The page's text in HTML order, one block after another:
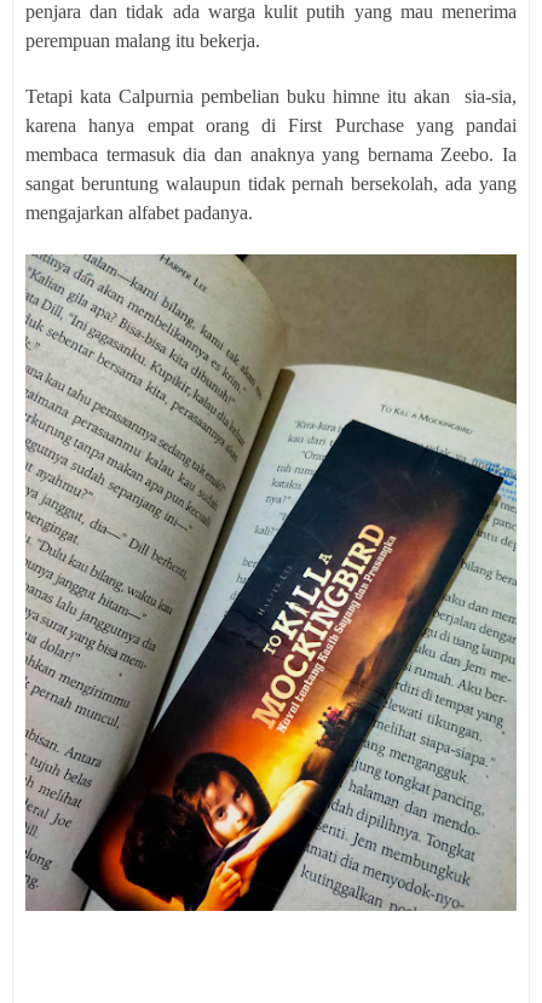
penjara dan tidak ada warga kulit putih yang mau menerima
perempuan malang itu bekerja.
Tetapi kata Calpurnia pembelian buku himne itu akan
sia-sia,
karena hanya empat orang di First Purchase yang pandai
membaca termasuk dia dan anaknya yang bernama Zeebo. Ia
sangat beruntung walaupun tidak pernah bersekolah, ada yang
mengajarkan alfabet padanya.